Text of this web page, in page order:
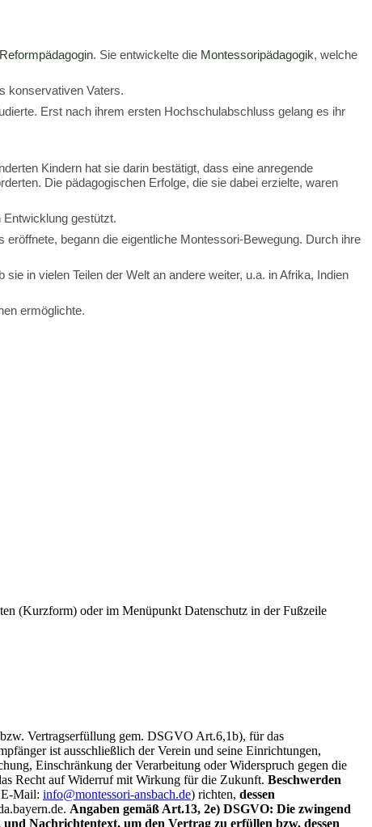
Reformpädagogin. Sie entwickelte die Montessoripädagogik, welche
konservativen Vaters.
Erst nach ihrem ersten Hochschulabschluss gelang es ihr
Kindern hat sie darin bestätigt, dass eine anregende
Die pädagogischen Erfolge, die sie dabei erzielte, waren
gestützt.
begann die eigentliche Montessori-Bewegung. Durch ihre
in vielen Teilen der Welt an andere weiter, u.a. in Afrika, Indien
ermöglichte.
(Kurzform) oder im Menüpunkt Datenschutz in der Fußzeile
Vertragserfüllung gem. DSGVO Art.6,1b), für das
ist ausschließlich der Verein und seine Einrichtungen,
Einschränkung der Verarbeitung oder Widerspruch gegen die
Recht auf Widerruf mit Wirkung für die Zukunft. Beschwerden
Mail: info@montessori-ansbach.de) richten, dessen
Angaben gemäß Art.13, 2e) DSGVO: Die zwingend
Nachrichtentext, um den Vertrag zu erfüllen bzw. dessen